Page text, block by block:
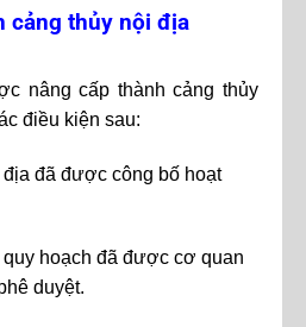
cảng thủy nội địa
nâng cấp thành cảng thủy
điều kiện sau:
đã được công bố hoạt
hoạch đã được cơ quan
duyệt.